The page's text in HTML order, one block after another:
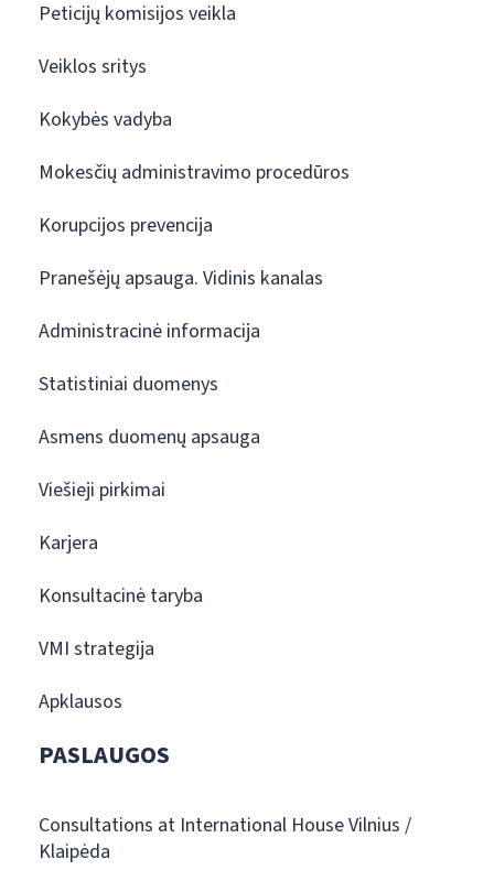
Peticijų komisijos veikla
Veiklos sritys
Kokybės vadyba
Mokesčių administravimo procedūros
Korupcijos prevencija
Pranešėjų apsauga. Vidinis kanalas
Administracinė informacija
Statistiniai duomenys
Asmens duomenų apsauga
Viešieji pirkimai
Karjera
Konsultacinė taryba
VMI strategija
Apklausos
PASLAUGOS
Consultations at International House Vilnius /
Klaipėda